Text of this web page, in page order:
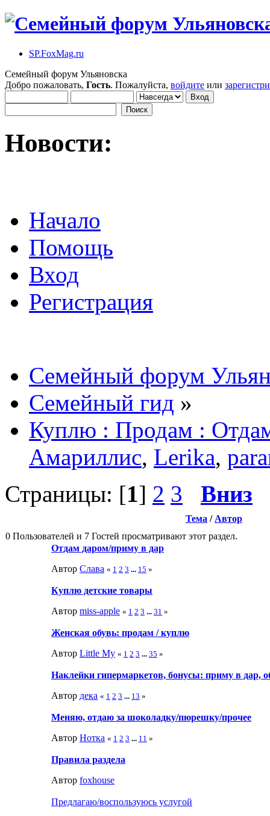
SP.FoxMag.ru
Семейный форум Ульяновска
Добро пожаловать, Гость. Пожалуйста, войдите или
Новости:
Начало
Помощь
Вход
Регистрация
Семейный форум
Семейный гид »
Куплю : Продам :
Амариллис, Lerika,
Страницы: [1] 2 3 Вниз
Тема / Автор
0 Пользователей и 7 Гостей просматривают этот раздел.
Отдам даром/приму в дар
Автор Слава « 1 2 3 ... 15 »
Куплю детские товары
Автор miss-apple « 1 2 3 ... 31 »
Женская обувь: продам / куплю
Автор Little My « 1 2 3 ... 35 »
Наклейки гипермаркетов, бонусы: приму в дар,
Автор дека « 1 2 3 ... 13 »
Меняю, отдаю за шоколадку/пюрешку/прочее
Автор Нотка « 1 2 3 ... 11 »
Правила раздела
Автор foxhouse
Предлагаю/воспользуюсь услугой